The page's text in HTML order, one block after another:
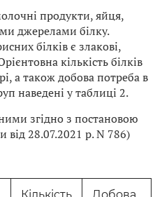
продукти, яйця,
джерелами білку.
білків є злакові,
кількість білків
а також добова потреба в
наведені у таблиці 2.
згідно з постановою
від 28.07.2021 р. N 786)
Кількість Добова